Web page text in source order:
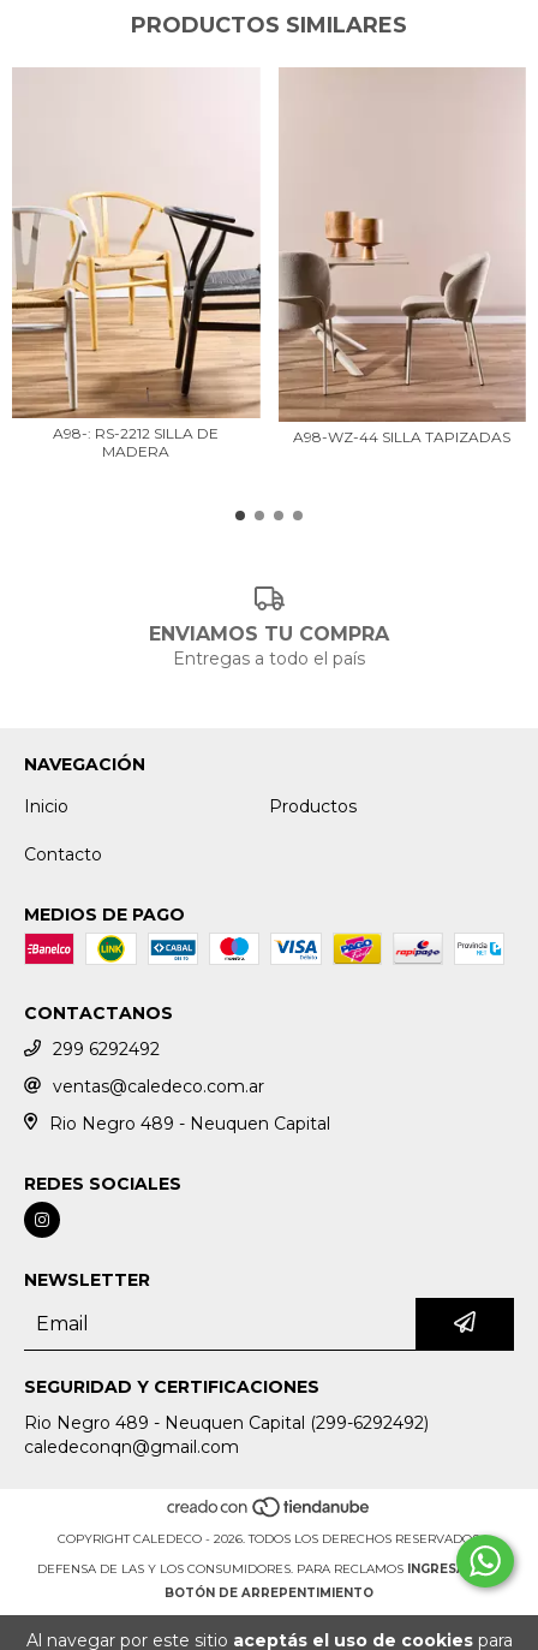
Al navegar por este sitio aceptás el uso de cookiespara
PRODUCTOS SIMILARES
A98-: RS-2212 SILLA DE
MADERA
A98-WZ-44 SILLA TAPIZADAS
ENVIAMOS TU COMPRA
Entregas a todo el país
NAVEGACIÓN
Inicio
Productos
Contacto
MEDIOS DE PAGO
CONTACTANOS
299 6292492
ventas@caledeco.com.ar
Rio Negro 489 - Neuquen Capital
REDES SOCIALES
NEWSLETTER
SEGURIDAD Y CERTIFICACIONES
Rio Negro 489 - Neuquen Capital (299-6292492)
caledeconqn@gmail.com
COPYRIGHT CALEDECO - 2026. TODOS LOS DERECHOS RESERVADOS.
DEFENSA DE LAS Y LOS CONSUMIDORES. PARA RECLAMOS INGRESÁ ACÁ.
BOTÓN DE ARREPENTIMIENTO